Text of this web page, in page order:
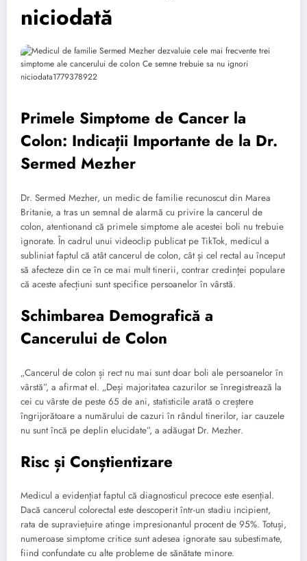
niciodată
Primele Simptome de Cancer la
Colon: Indicații Importante de la Dr.
Sermed Mezher
Dr. Sermed Mezher, un medic de familie recunoscut din Marea
Britanie, a tras un semnal de alarmă cu privire la cancerul de
colon, atentionand că primele simptome ale acestei boli nu trebuie
ignorate. În cadrul unui videoclip publicat pe TikTok, medicul a
subliniat faptul că atât cancerul de colon, cât și cel rectal au început
să afecteze din ce în ce mai mult tinerii, contrar credinței populare
că aceste afecțiuni sunt specifice persoanelor în vârstă.
Schimbarea Demografică a
Cancerului de Colon
„Cancerul de colon și rect nu mai sunt doar boli ale persoanelor în
vârstă”, a afirmat el. „Deși majoritatea cazurilor se înregistrează la
cei cu vârste de peste 65 de ani, statisticile arată o creștere
îngrijorătoare a numărului de cazuri în rândul tinerilor, iar cauzele
nu sunt încă pe deplin elucidate”, a adăugat Dr. Mezher.
Risc și Conștientizare
Medicul a evidențiat faptul că diagnosticul precoce este esențial.
Dacă cancerul colorectal este descoperit într-un stadiu incipient,
rata de supraviețuire atinge impresionantul procent de 95%. Totuși,
numeroase simptome critice sunt adesea ignorate sau subestimate,
fiind confundate cu alte probleme de sănătate minore.